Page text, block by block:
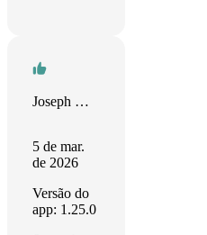
Joseph Darnell
5 de mar.
de 2026
Versão do
app: 1.25.0